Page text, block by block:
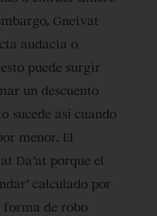
Gneivat
audacia o
puede surgir
un descuento
sucede así cuando
menor. El
Da’at porque el
calculado por
forma de robo